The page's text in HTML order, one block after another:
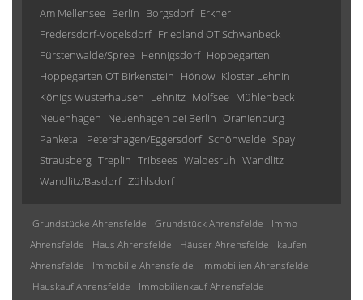
Am Mellensee Berlin Borgsdorf Erkner
Fredersdorf-Vogelsdorf Friedland OT Schwanbeck
Fürstenwalde/Spree Hennigsdorf Hoppegarten
Hoppegarten OT Birkenstein Hönow Kloster Lehnin
Königs Wusterhausen Lehnitz Molfsee Mühlenbeck
Neuenhagen Neuenhagen bei Berlin Oranienburg
Panketal Petershagen/Eggersdorf Schönwalde Spay
Strausberg Treplin Tribsees Waldesruh Wandlitz
Wandlitz/Basdorf Zühlsdorf
Grundstücke Ahrensfelde Grundstück Ahrensfelde
Immo
Ahrensfelde
Haus Ahrensfelde Häuser Ahrensfelde
kaufen
Ahrensfelde
Immobilie Ahrensfelde
Immobilien Ahrensfelde
Hauskauf Ahrensfelde
Immobilienkauf Ahrensfelde